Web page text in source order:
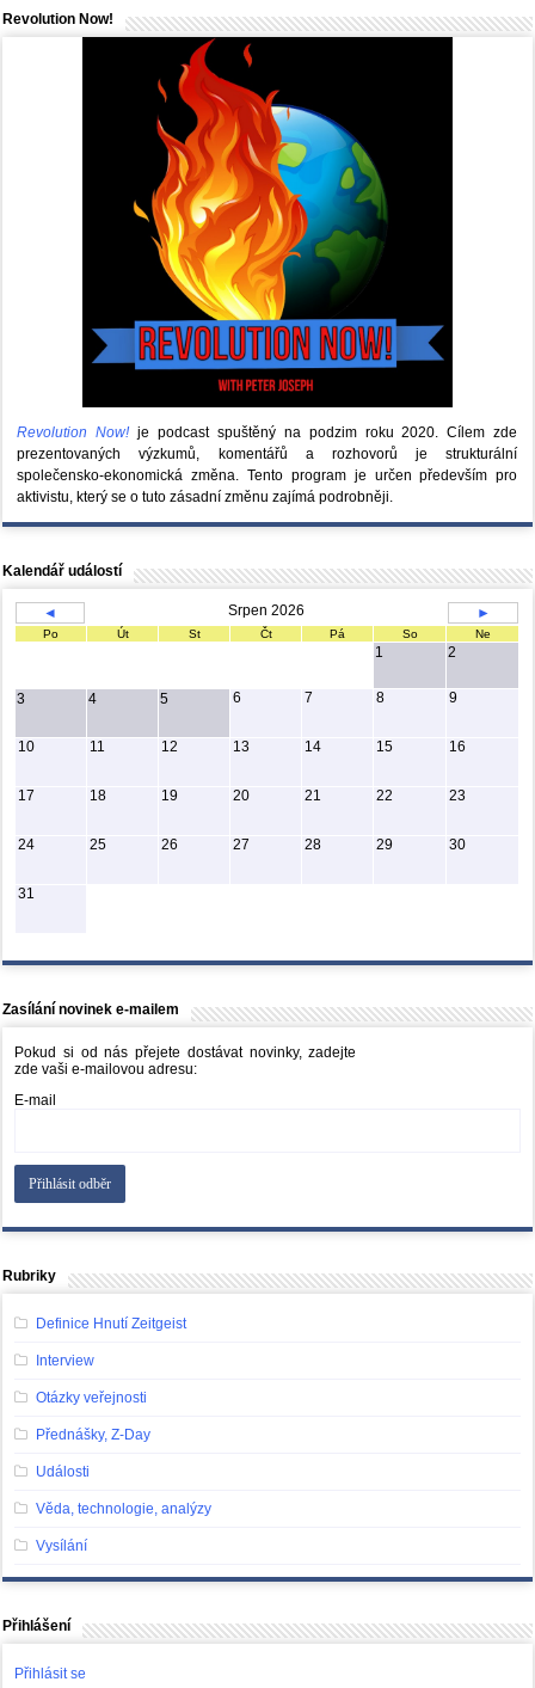
Revolution Now!
Revolution Now! je podcast spuštěný na podzim roku 2020.Cílem zde
prezentovaných výzkumů, komentářů a rozhovorů je strukturální
společensko-ekonomická změna. Tento program je určen především pro
aktivistu, který se o tuto zásadní změnu zajímá podrobněji.
Kalendář událostí
◄ Srpen 2026 ►
Po Út St Čt Pá So Ne
1 2
3 4 5 6 7 8 9
10 11 12 13 14 15 16
17 18 19 20 21 22 23
24 25 26 27 28 29 30
31
Zasílání novinek e-mailem
Pokud si od nás přejete dostávat novinky, zadejte
zde vaši e-mailovou adresu:
E-mail
Rubriky
Definice Hnutí Zeitgeist
Interview
Otázky veřejnosti
Přednášky, Z-Day
Události
Věda, technologie, analýzy
Vysílání
Přihlášení
Přihlásit se